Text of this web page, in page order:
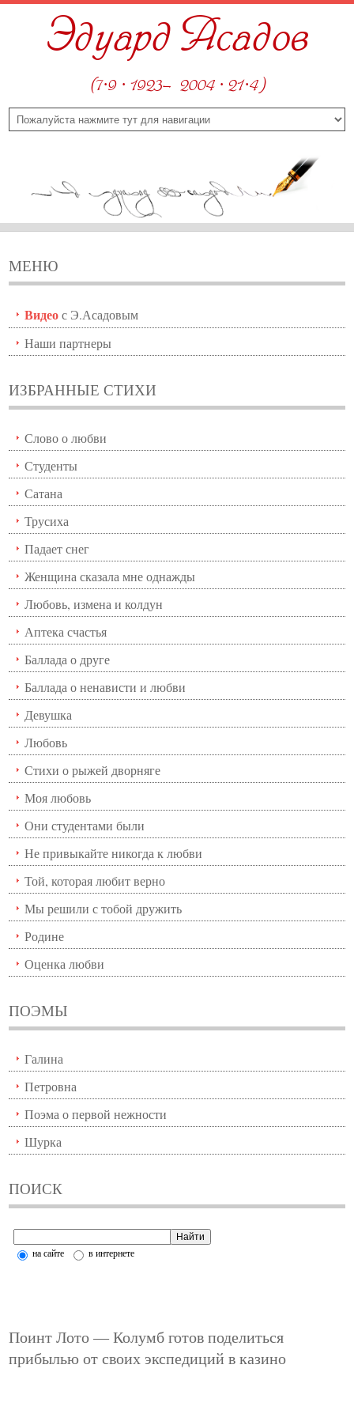
Эдуард Асадов
(7·9 · 1923—2004 · 21·4)
МЕНЮ
Видеос Э.Асадовым
Наши партнеры
ИЗБРАННЫЕ СТИХИ
Слово о любви
Студенты
Сатана
Трусиха
Падает снег
Женщина сказала мне однажды
Любовь, измена и колдун
Аптека счастья
Баллада о друге
Баллада о ненависти и любви
Девушка
Любовь
Стихи о рыжей дворняге
Моя любовь
Они студентами были
Не привыкайте никогда к любви
Той, которая любит верно
Мы решили с тобой дружить
Родине
Оценка любви
ПОЭМЫ
Галина
Петровна
Поэма о первой нежности
Шурка
ПОИСК
на сайте в интернете
Поинт Лото — Колумб готов поделиться
прибылью от своих экспедиций в казино